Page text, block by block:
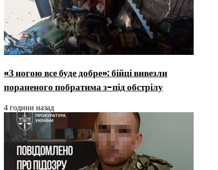
«З ногою все буде добре»: бійці вивезли
пораненого побратима з-під обстрілу
4 години назад